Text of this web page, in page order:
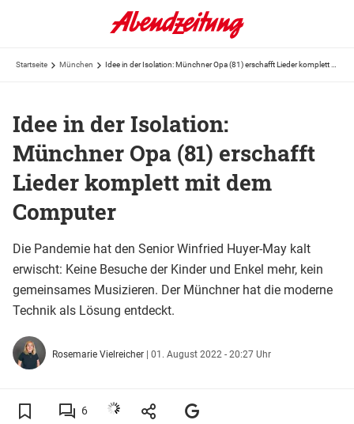
Startseite München
Idee in der Isolation:
Münchner Opa (81) erschafft
Lieder komplett mit dem
Computer
Die Pandemie hat den Senior Winfried Huyer-May kalt
erwischt: Keine Besuche der Kinder und Enkel mehr, kein
gemeinsames Musizieren. Der Münchner hat die moderne
Technik als Lösung entdeckt.
Rosemarie Vielreicher | 01. August 2022 - 20:27 Uhr
6